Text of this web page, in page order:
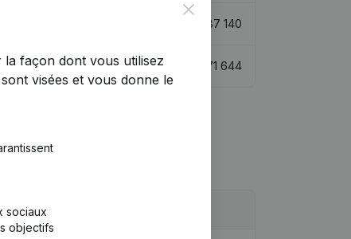
187 140
46 058 -35,71% 71 644
Close
façon dont vous utilisez
visées et vous donne le
sociaux
objectifs